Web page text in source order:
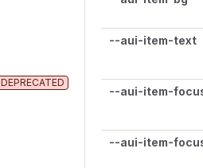
DEPRECATED
--aui-item-text
--aui-item-
--aui-item-